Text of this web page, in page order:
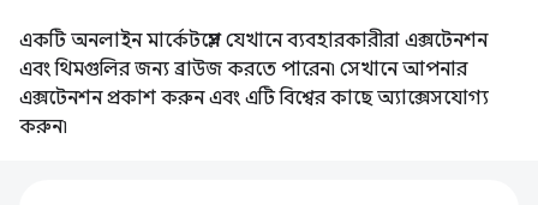
একটি অনলাইন মার্কেটপ্লেস যেখানে ব্যবহারকারীরা এক্সটেনশন
এবং থিমগুলির জন্য ব্রাউজ করতে পারেন৷ সেখানে আপনার
এক্সটেনশন প্রকাশ করুন এবং এটি বিশ্বের কাছে অ্যাক্সেসযোগ্য
করুন৷